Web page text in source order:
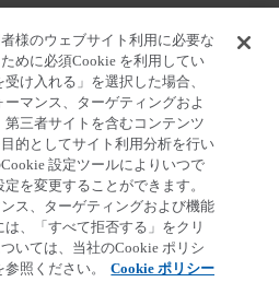
皆さま > IR ニュース >
半期決算）
クッキーポリシー
ご利用条件
様のウェブサイト利用に必要な
めに必須Cookie を利用してい
け入れる」を選択した場合、
マンス、ターゲティングおよ
三者サイトを含むコンテンツ
的としてサイト利用分析を行い
設定ツールによりいつで
を変更することができます。
ス、ターゲティングおよび機能
、「すべて拒否する」をクリ
いては、当社のCookie ポリシ
照ください。
Cookie ポリシー